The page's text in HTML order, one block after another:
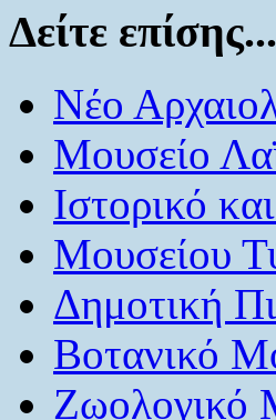
Δείτε επίσης...
Νέο
Μουσείο
Ιστορικό
Μουσείου
Δημοτική
Βοτανικό
Ζωολογικό